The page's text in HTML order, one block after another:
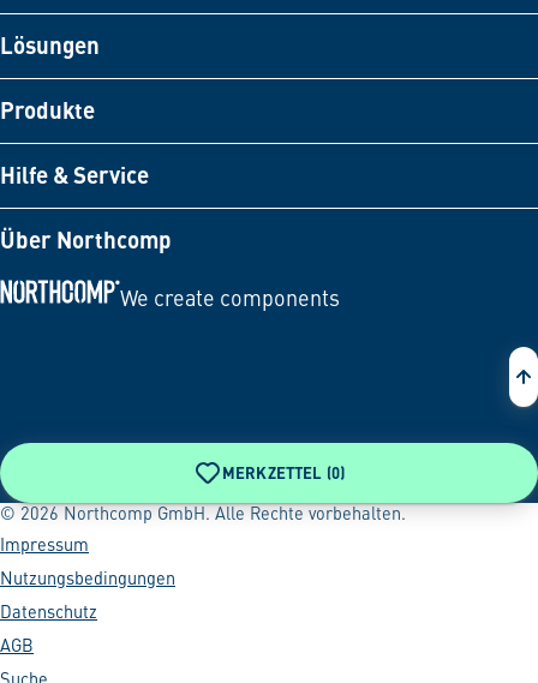
Lösungen
Produkte
Hilfe & Service
Über Northcomp
We create components
MERKZETTEL (0)
© 2026 Northcomp GmbH. Alle Rechte vorbehalten.
Impressum
Nutzungsbedingungen
Datenschutz
AGB